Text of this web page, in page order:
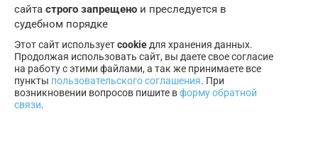
сайта строго запрещено и преследуется в
судебном порядке
Этот сайт используетcookie для хранения данных.
Продолжая использовать сайт, вы даете свое согласие
на работу с этими файлами, а так же принимаете все
пункты пользовательского соглашения. При
возникновении вопросов пишите вформу обратной
связи.